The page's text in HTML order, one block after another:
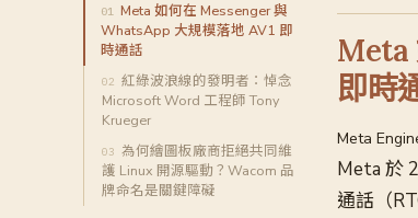
Meta 如何在 Messenger 與
WhatsApp 大規模落地 AV1 即
時通話
紅綠波浪線的發明者：悼念
Microsoft Word 工程師 Tony
Krueger
為何繪圖板廠商拒絕共同維
護 Linux 開源驅動？Wacom 品
牌命名是關鍵障礙
Meta
即時
Meta
Meta 於
通話（